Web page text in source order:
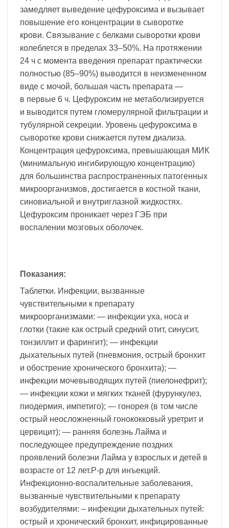
замедляет выведение цефуроксима и вызывает
повышение его концентрации в сыворотке
крови. Связывание с белками сыворотки крови
колеблется в пределах 33–50%. На протяжении
24 ч с момента введения препарат практически
полностью (85–90%) выводится в неизмененном
виде с мочой, большая часть препарата —
в первые 6 ч. Цефуроксим не метаболизируется
и выводится путем гломерулярной фильтрации и
тубулярной секреции. Уровень цефуроксима в
сыворотке крови снижается путем диализа.
Концентрация цефуроксима, превышающая МИК
(минимальную ингибирующую концентрацию)
для большинства распространенных патогенных
микроорганизмов, достигается в костной ткани,
синовиальной и внутриглазной жидкостях.
Цефуроксим проникает через ГЭБ при
воспалении мозговых оболочек.
Показания:
Таблетки. Инфекции, вызванные
чувствительными к препарату
микроорганизмами: — инфекции уха, носа и
глотки (такие как острый средний отит, синусит,
тонзиллит и фарингит); — инфекции
дыхательных путей (пневмония, острый бронхит
и обострение хронического бронхита); —
инфекции мочевыводящих путей (пиелонефрит);
— инфекции кожи и мягких тканей (фурункулез,
пиодермия, импетиго); — гонорея (в том числе
острый неосложненный гонококковый уретрит и
цервицит); — ранняя болезнь Лайма и
последующее предупреждение поздних
проявлений болезни Лайма у взрослых и детей в
возрасте от 12 лет.Р-р для инъекций.
Инфекционно-воспалительные заболевания,
вызванные чувствительными к препарату
возбудителями: – инфекции дыхательных путей:
острый и хронический бронхит, инфицированные